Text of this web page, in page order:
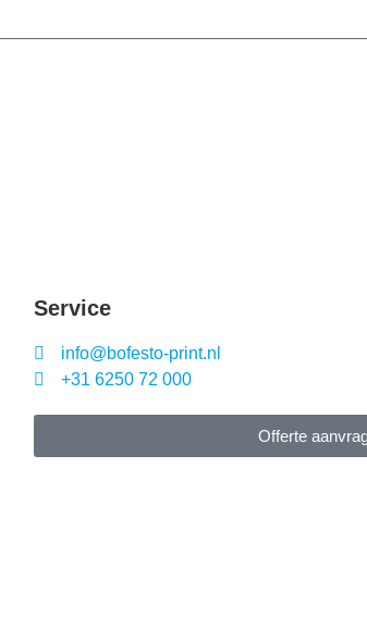
Service
info@bofesto-print.nl
+31 6250 72 000
Offerte